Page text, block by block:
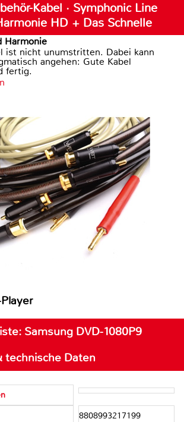
Kabel · Symphonic Line
HD + Das Schnelle
Harmonie
ist nicht unumstritten. Dabei kann
angehen: Gute Kabel
fertig.
Samsung DVD-1080P9
technische Daten
8808993217199